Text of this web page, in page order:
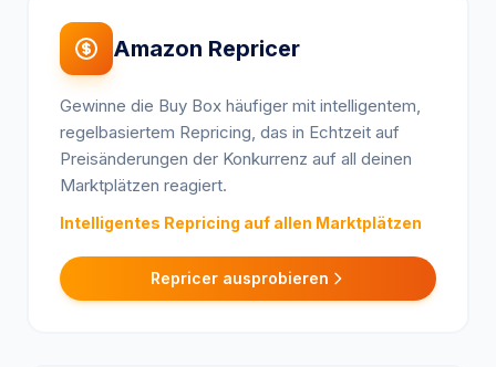
Amazon Repricer
Gewinne die Buy Box häufiger mit intelligentem,
regelbasiertem Repricing, das in Echtzeit auf
Preisänderungen der Konkurrenz auf all deinen
Marktplätzen reagiert.
Intelligentes Repricing auf allen Marktplätzen
Repricer ausprobieren